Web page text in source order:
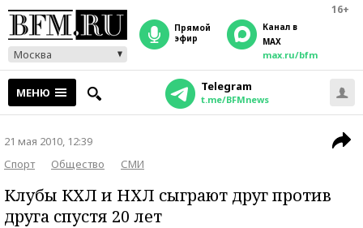
16+
Москва
прямой
эфир
Канал в
MAX
max.ru/bfm
МЕНЮ Telegram
t.me/BFMnews
21 мая 2010, 12:39
Спорт
Общество СМИ
Клубы КХЛ и НХЛ сыграют друг против
друга спустя 20 лет